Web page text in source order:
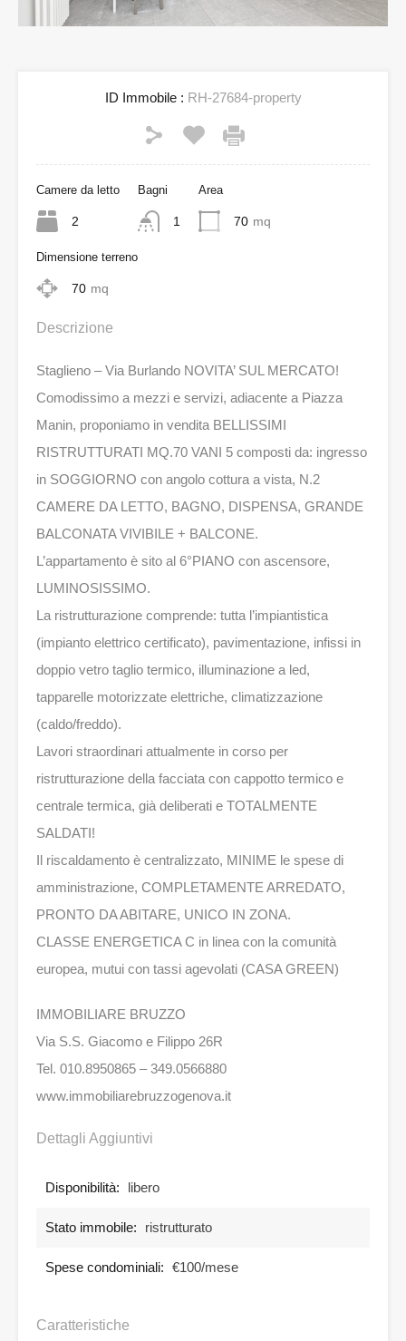
ID Immobile : RH-27684-property
Camere da letto
2
Bagni
1
Area
70 mq
Dimensione terreno
70 mq
Descrizione
Staglieno – Via Burlando NOVITA’ SUL MERCATO!
Comodissimo a mezzi e servizi, adiacente a Piazza
Manin, proponiamo in vendita BELLISSIMI
RISTRUTTURATI MQ.70 VANI 5 composti da: ingresso
in SOGGIORNO con angolo cottura a vista, N.2
CAMERE DA LETTO, BAGNO, DISPENSA, GRANDE
BALCONATA VIVIBILE + BALCONE.
L’appartamento è sito al 6°PIANO con ascensore,
LUMINOSISSIMO.
La ristrutturazione comprende: tutta l’impiantistica
(impianto elettrico certificato), pavimentazione, infissi in
doppio vetro taglio termico, illuminazione a led,
tapparelle motorizzate elettriche, climatizzazione
(caldo/freddo).
Lavori straordinari attualmente in corso per
ristrutturazione della facciata con cappotto termico e
centrale termica, già deliberati e TOTALMENTE
SALDATI!
Il riscaldamento è centralizzato, MINIME le spese di
amministrazione, COMPLETAMENTE ARREDATO,
PRONTO DA ABITARE, UNICO IN ZONA.
CLASSE ENERGETICA C in linea con la comunità
europea, mutui con tassi agevolati (CASA GREEN)
IMMOBILIARE BRUZZO
Via S.S. Giacomo e Filippo 26R
Tel. 010.8950865 – 349.0566880
www.immobiliarebruzzogenova.it
Dettagli Aggiuntivi
Disponibilità: libero
Stato immobile: ristrutturato
Spese condominiali: €100/mese
Caratteristiche